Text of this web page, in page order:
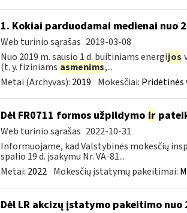
1. Kokiai parduodamai medienai nuo
Web turinio sąrašas 2019-03-08
Nuo 2019 m. sausio 1 d. buitiniams energijos
(t. y. fiziniams asmenims,...
Metai (Archyvas): 2019 Mokesčiai: Pridėtinės
Dėl FR0711 formos užpildymo ir
Web turinio sąrašas 2022-10-31
Informuojame, kad Valstybinės mokesčių
spalio 19 d. įsakymu Nr. VA-81...
Metai: 2022 Mokesčių įstatymų pakeitimai:
Dėl LR akcizų įstatymo pakeitimo nuo